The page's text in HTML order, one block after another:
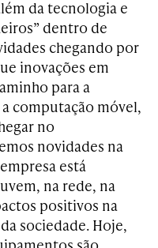
da tecnologia e
dentro de
chegando por
inovações em
para a
computação móvel,
no
novidades na
está
na rede, na
positivos na
sociedade. Hoje,